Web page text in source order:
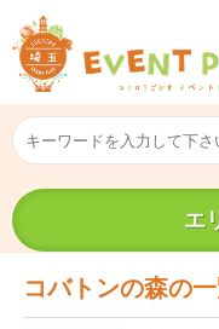
エ
コバトンの森の